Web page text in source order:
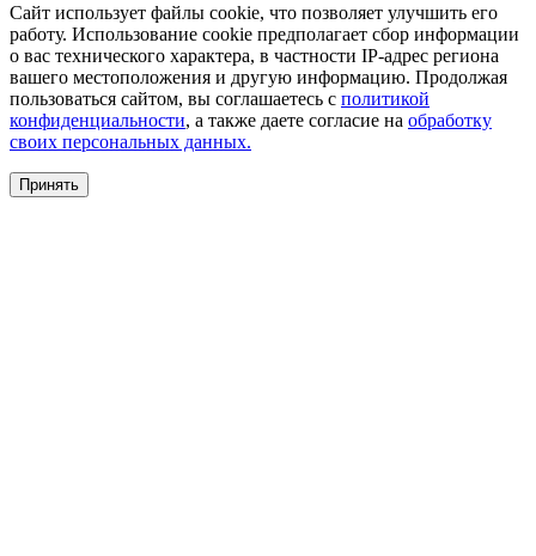
Сайт использует файлы cookie, что позволяет улучшить его
работу. Использование cookie предполагает сбор информации
о вас технического характера, в частности IP-адрес региона
вашего местоположения и другую информацию. Продолжая
пользоваться сайтом, вы соглашаетесь с политикой
конфиденциальности, а также даете согласие на обработку
своих персональных данных.
Принять